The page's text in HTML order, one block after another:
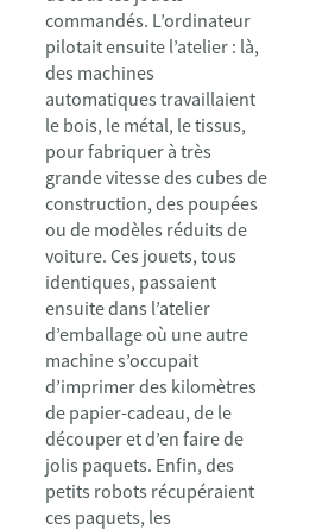
commandés. L’ordinateur
pilotait ensuite l’atelier : là,
des machines
automatiques travaillaient
le bois, le métal, le tissus,
pour fabriquer à très
grande vitesse des cubes de
construction, des poupées
ou de modèles réduits de
voiture. Ces jouets, tous
identiques, passaient
ensuite dans l’atelier
d’emballage où une autre
machine s’occupait
d’imprimer des kilomètres
de papier-cadeau, de le
découper et d’en faire de
jolis paquets. Enfin, des
petits robots récupéraient
ces paquets, les